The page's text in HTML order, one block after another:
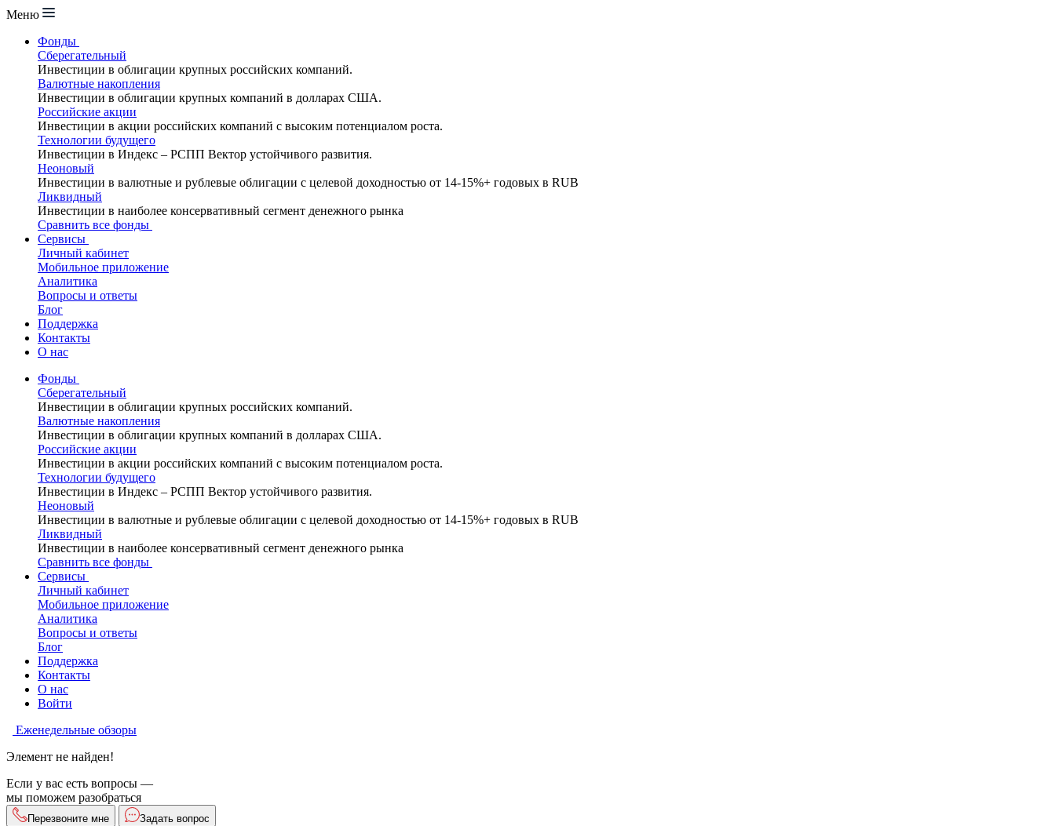
Меню
Фонды
Сберегательный
Инвестиции в облигации крупных российских компаний.
Валютные накопления
Инвестиции в облигации крупных компаний в долларах США.
Российские акции
Инвестиции в акции российских компаний с высоким потенциалом роста.
Технологии будущего
Инвестиции в Индекс – РСПП Вектор устойчивого развития.
Неоновый
Инвестиции в валютные и рублевые облигации с целевой доходностью от 14-15%+ годовых в RUB
Ликвидный
Инвестиции в наиболее консервативный сегмент денежного рынка
Сравнить все фонды
Сервисы
Личный кабинет
Мобильное приложение
Аналитика
Вопросы и ответы
Блог
Поддержка
Контакты
О нас
Фонды
Сберегательный
Инвестиции в облигации крупных российских компаний.
Валютные накопления
Инвестиции в облигации крупных компаний в долларах США.
Российские акции
Инвестиции в акции российских компаний с высоким потенциалом роста.
Технологии будущего
Инвестиции в Индекс – РСПП Вектор устойчивого развития.
Неоновый
Инвестиции в валютные и рублевые облигации с целевой доходностью от 14-15%+ годовых в RUB
Ликвидный
Инвестиции в наиболее консервативный сегмент денежного рынка
Сравнить все фонды
Сервисы
Личный кабинет
Мобильное приложение
Аналитика
Вопросы и ответы
Блог
Поддержка
Контакты
О нас
Войти
Еженедельные обзоры
Элемент не найден!
Если у вас есть вопросы —
мы поможем разобраться
Перезвоните мне Задать вопрос